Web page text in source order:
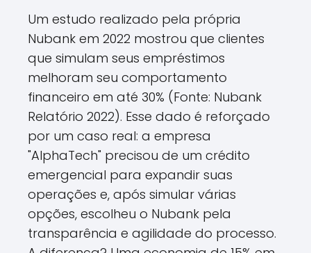
Um estudo realizado pela própria
Nubank em 2022 mostrou que clientes
que simulam seus empréstimos
melhoram seu comportamento
financeiro em até 30% (Fonte: Nubank
Relatório 2022). Esse dado é reforçado
por um caso real: a empresa
"AlphaTech" precisou de um crédito
emergencial para expandir suas
operações e, após simular várias
opções, escolheu o Nubank pela
transparência e agilidade do processo.